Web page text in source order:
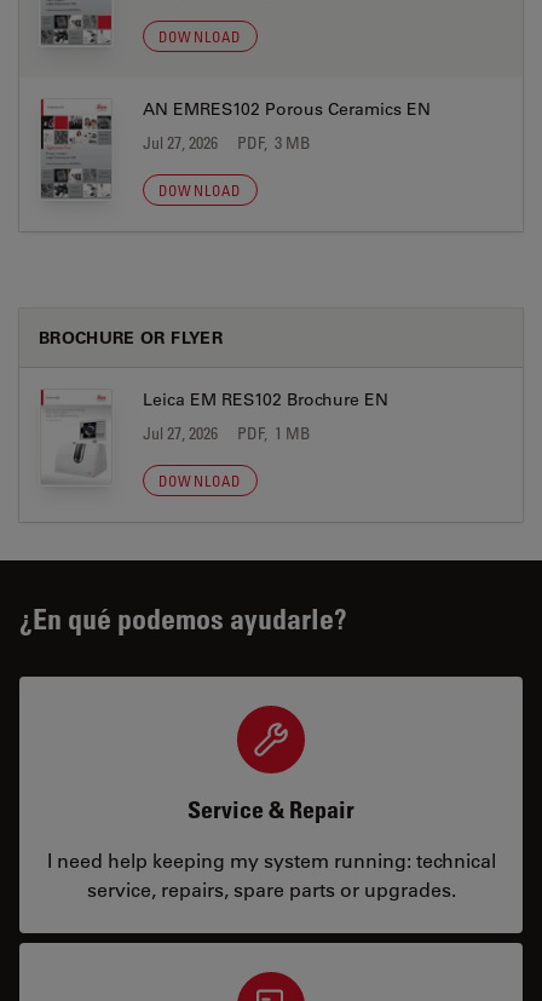
DOWNLOAD
AN EMRES102 Porous Ceramics EN
Jul 27, 2026 PDF, 3 MB
DOWNLOAD
BROCHURE OR FLYER
Leica EM RES102 Brochure EN
Jul 27, 2026 PDF, 1 MB
DOWNLOAD
¿En qué podemos ayudarle?
Service & Repair
I need help keeping my system running: technical
service, repairs, spare parts or upgrades.